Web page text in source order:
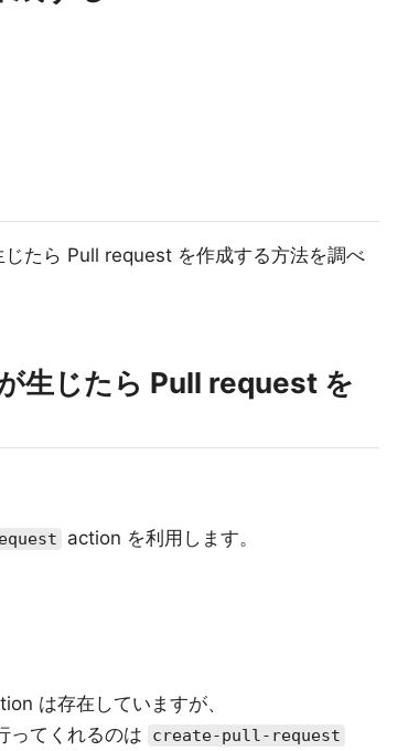
たら Pull request を作成する方法を調べ
生じたら Pull request を
action を利用します。
は存在していますが、
てくれるのは
create-pull-request